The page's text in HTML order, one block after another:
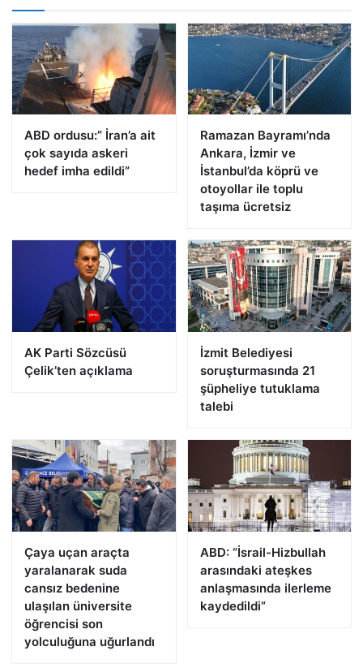
ABD ordusu:” İran’a ait
çok sayıda askeri
hedef imha edildi”
Ramazan Bayramı’nda
Ankara, İzmir ve
İstanbul’da köprü ve
otoyollar ile toplu
taşıma ücretsiz
AK Parti Sözcüsü
Çelik’ten açıklama
İzmit Belediyesi
soruşturmasında 21
şüpheliye tutuklama
talebi
Çaya uçan araçta
yaralanarak suda
cansız bedenine
ulaşılan üniversite
öğrencisi son
yolculuğuna uğurlandı
ABD: “İsrail-Hizbullah
arasındaki ateşkes
anlaşmasında ilerleme
kaydedildi”